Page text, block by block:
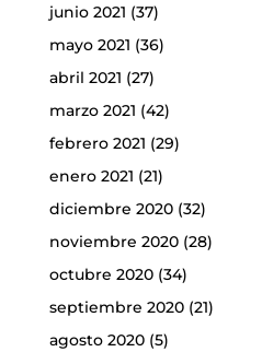
junio 2021 (37)
mayo 2021 (36)
abril 2021 (27)
marzo 2021 (42)
febrero 2021 (29)
enero 2021 (21)
diciembre 2020(32)
noviembre 2020(28)
octubre 2020(34)
septiembre 2020(21)
agosto 2020(5)